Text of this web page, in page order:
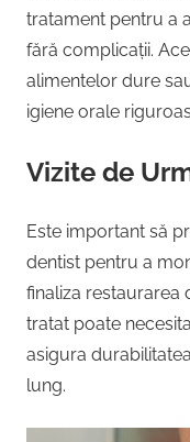
tratament pentru a
fără complicații.
alimentelor dure
igiene orale
Vizite de
Este important să
dentist pentru a
finaliza restaurarea
tratat poate
asigura
lung.